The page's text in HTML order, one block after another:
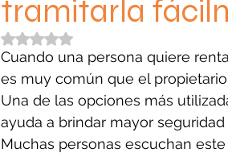
tramitarla
Obtuvo NaN de 5 estrellas.
Cuando una persona quiere
es muy común que el
Una de las opciones más
ayuda a brindar mayor
Muchas personas escuchan